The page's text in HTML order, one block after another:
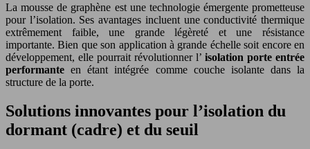
La mousse de graphène est une technologie émergente prometteuse
pour l’isolation. Ses avantages incluent une conductivité thermique
extrêmement faible, une grande légèreté et une résistance
importante. Bien que son application à grande échelle soit encore en
développement, elle pourrait révolutionner l’ isolation porte entrée
performanteen étant intégrée comme couche isolante dans la
structure de la porte.
Solutions innovantes pour l’isolation du
dormant (cadre) et du seuil